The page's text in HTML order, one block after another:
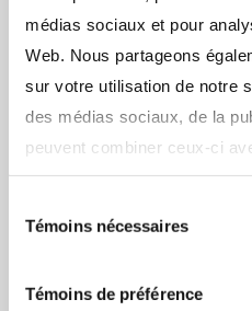
médias sociaux et pour
Web. Nous partageons
sur votre utilisation de notre
des médias sociaux, de la
peuvent combiner ceux-ci
que vous leur avez fournis
votre utilisation de leurs
notre site Web, vous
référez à la section «
Témoins nécessaires
Témoins de préférence
Pourquoi choisir un
CI?